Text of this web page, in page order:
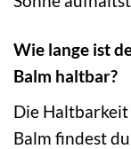
Wie lange ist
Balm haltbar?
Die Haltbarkeit
Balm findest